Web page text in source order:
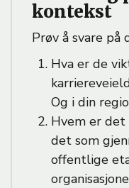
kontekst
Prøv å svare på
Hva er de
Og i din
Hvem er det
det som
offentlige